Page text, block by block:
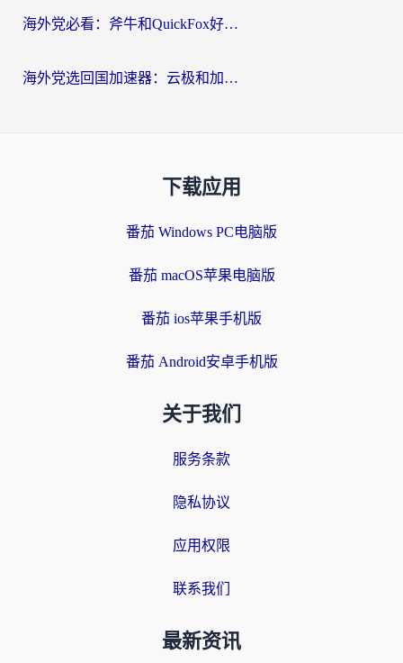
海外党必看：斧牛和QuickFox好用吗？3步选对回国加速器，无缝刷国内剧玩游戏
海外党选回国加速器：云极和加速喵哪个好？附3款热门工具实测对比
下载应用
番茄 Windows PC电脑版
番茄 macOS苹果电脑版
番茄 ios苹果手机版
番茄 Android安卓手机版
关于我们
服务条款
隐私协议
应用权限
联系我们
最新资讯